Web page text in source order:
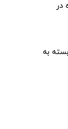
در
به